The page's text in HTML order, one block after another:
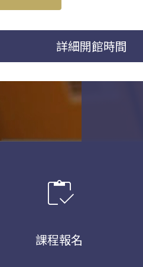
詳細開館時間
inventory
課程報名